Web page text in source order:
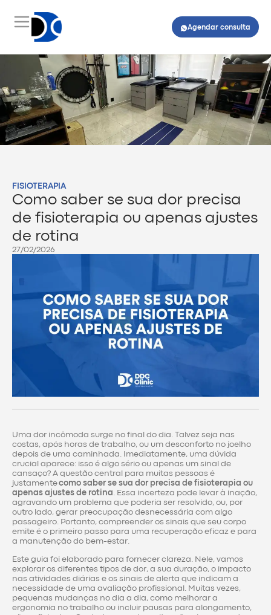
Agendar consulta
FISIOTERAPIA
Como saber se sua dor precisa
de fisioterapia ou apenas ajustes
de rotina
27/02/2026
Uma dor incômoda surge no final do dia. Talvez seja nas
costas, após horas de trabalho, ou um desconforto no joelho
depois de uma caminhada. Imediatamente, uma dúvida
crucial aparece: isso é algo sério ou apenas um sinal de
cansaço? A questão central para muitas pessoas é
justamentecomo saber se sua dor precisa de fisioterapia ou
apenas ajustes de rotina . Essa incerteza pode levar à inação,
agravando um problema que poderia ser resolvido, ou, por
outro lado, gerar preocupação desnecessária com algo
passageiro. Portanto, compreender os sinais que seu corpo
emite é o primeiro passo para uma recuperação eficaz e para
a manutenção do bem-estar.
Este guia foi elaborado para fornecer clareza. Nele, vamos
explorar os diferentes tipos de dor, a sua duração, o impacto
nas atividades diárias e os sinais de alerta que indicam a
necessidade de uma avaliação profissional. Muitas vezes,
pequenas mudanças no dia a dia, como melhorar a
ergonomia no trabalho ou incluir pausas para alongamento,